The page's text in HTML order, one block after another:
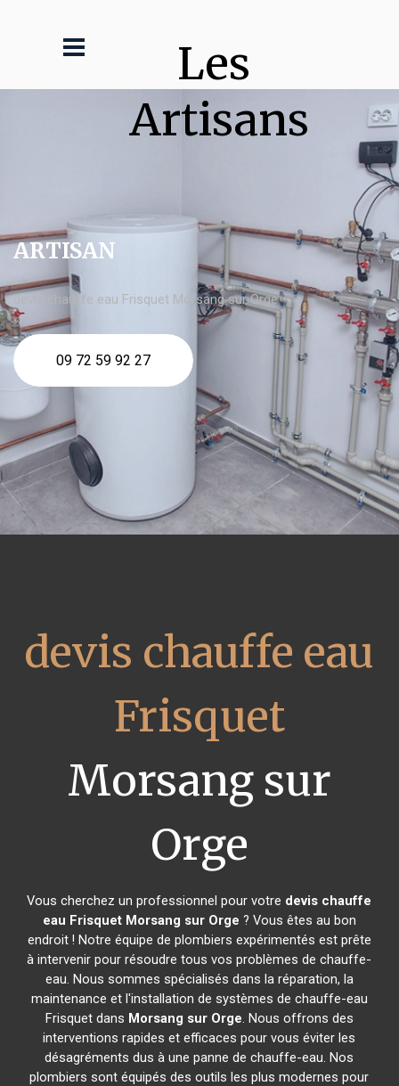
Les
Artisans
ARTISAN
devis chauffe eau Frisquet Morsang sur Orge
09 72 59 92 27
devis chauffe eau
Frisquet
Morsang sur
Orge
Vous cherchez un professionnel pour votre devis chauffe
eau Frisquet Morsang sur Orge ? Vous êtes au bon
endroit ! Notre équipe de plombiers expérimentés est prête
à intervenir pour résoudre tous vos problèmes de chauffe-
eau. Nous sommes spécialisés dans la réparation, la
maintenance et l'installation de systèmes de chauffe-eau
Frisquet dans Morsang sur Orge. Nous offrons des
interventions rapides et efficaces pour vous éviter les
désagréments dus à une panne de chauffe-eau. Nos
plombiers sont équipés des outils les plus modernes pour